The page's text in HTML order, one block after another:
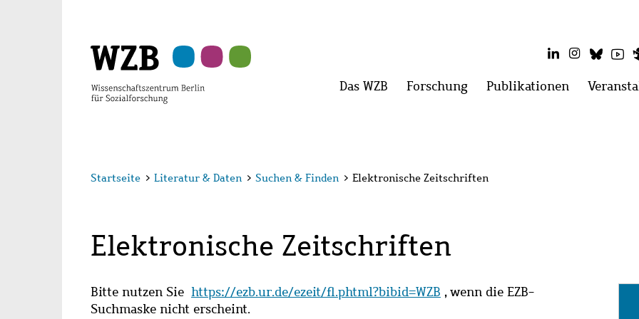
LinkedInInstagram
Hauptmenü
Das WZB Menü
Forschung Menü
Publikationen Menü
Startseite > Literatur & Daten > Suchen & Finden > Elektronische Zeitschriften
Elektronische Zeitschriften
Bitte nutzen Sie https://ezb.ur.de/ezeit/fl.phtml?bibid=WZB , wenn die EZB-
Suchmaske nicht erscheint.